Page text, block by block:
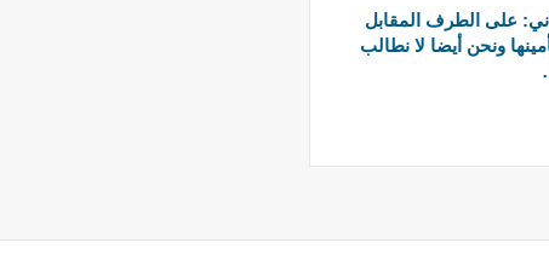
على الطرف المقابل
ونحن أيضا لا نطالب